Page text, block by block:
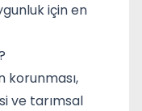
için en
korunması,
ve tarımsal